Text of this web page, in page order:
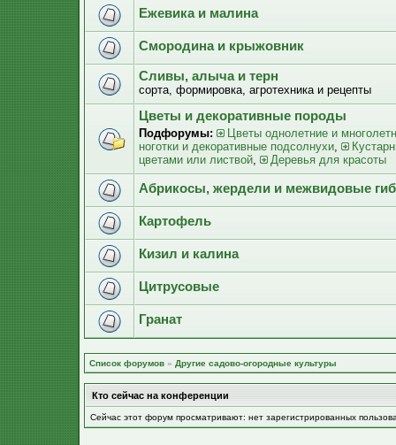
Ежевика и малина
Смородина и крыжовник
Сливы, алыча и терн
сорта, формировка, агротехника и рецепты
Цветы и декоративные породы
Подфорумы:
Цветы однолетние и
ноготки и декоративные подсолнухи,
цветами или листвой, Деревья для красоты
Абрикосы, жердели и межвидовые
Картофель
Кизил и калина
Цитрусовые
Гранат
Список форумов » Другие садово-огородные культуры
Кто сейчас на конференции
Сейчас этот форум просматривают: нет зарегистрированных